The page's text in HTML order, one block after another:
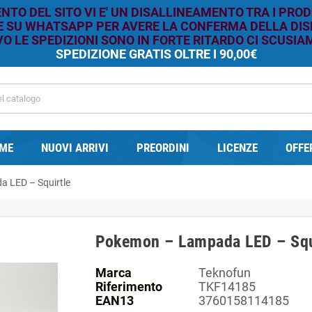
DEL SITO VI E' UN DISALLINEAMENTO TRA I
SU WHATSAPP PER AVERE LA CONFERMA DELLA
LE SPEDIZIONI SONO IN FORTE RITARDO CI
SPEDIZIONE GRATIS OLTRE I 90,00€
NUOVI ARRIVI PREORDINI LICENZE
LED – Squirtle
Pokemon – Lampada LED –
Marca
Teknofun
Riferimento
TKF14185
EAN13
3760158114185